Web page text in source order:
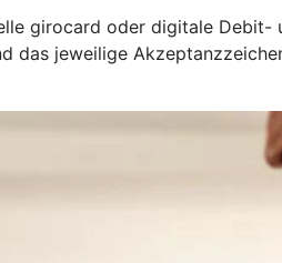
girocard oder digitale
jeweilige